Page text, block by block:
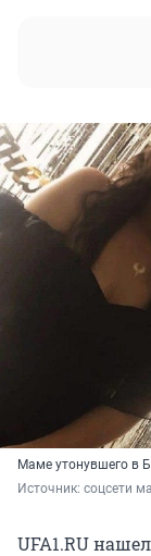
Маме утонувшего в
Источник: соцсети
UFA1.RU